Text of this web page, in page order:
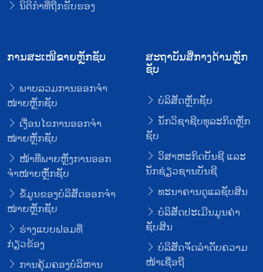
ນິຕິກໍາທີ່ຖືກຮັບຮອງ
ການສະເໜີຂາຍຫຼັກຊັບ
ພາບລວມການອອກຈໍາ
ໜ່າຍຫຼັກຊັບ
ເງື່ອນໄຂການອອກຈໍາ
ໜ່າຍຫຼັກຊັບ
ໜ້າທີ່ພາຍຫຼັງການອອກ
ຈໍາໜ່າຍຫຼັໍກຊັບ
ຂໍ້ມູນຂອງບໍລິສັດອອກຈໍາ
ໜ່າຍຫຼັກຊັບ
ຮ່າງແບບຟອມທີ່
ກ່ຽວຂ້ອງ
ການຄຸ້ມຄອງບໍລິຫານ
ສະຖາບັນສື່ກາງດ້ານຫຼັກ
ຊັບ
ບໍລິສັດຫຼັກຊັບ
ນັກວິຊາຊີບທຸລະກິດຫຼັກ
ຊັບ
ວິສາຫະກິດບັນຊີ ແລະ
ນັກຊ່ຽວຊານບັນຊີ
ທະນາຄານດູແລຊັບສິນ
ບໍລິສັດປະເມີນມູນຄ່າ
ຊັບສິນ
ບໍລິສັດຈັດລໍາດັບຄວາມ
ໜ້າເຊື່ອຖື